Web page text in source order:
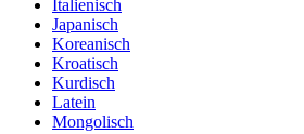
Italienisch
Japanisch
Koreanisch
Kroatisch
Kurdisch
Latein
Mongolisch